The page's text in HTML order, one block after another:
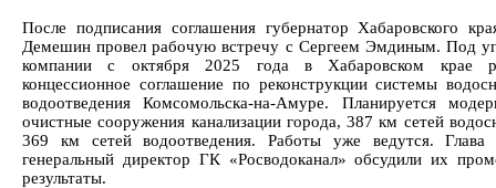
После подписания соглашения губернатор Хабаровского
Демешин провел рабочую встречу с Сергеем Эмдиным. Под
компании с октября 2025 года в Хабаровском крае
концессионное соглашение по реконструкции системы
водоотведения Комсомольска-на-Амуре. Планируется
очистные сооружения канализации города, 387 км сетей
369 км сетей водоотведения. Работы уже ведутся. Глава
генеральный директор ГК «Росводоканал» обсудили их
результаты.